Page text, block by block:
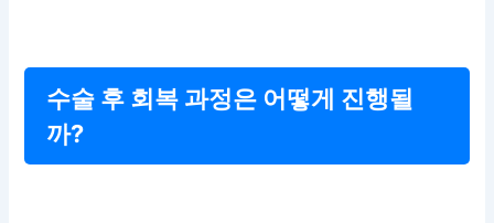
수술 후 회복 과정은 어떻게 진행될
까?